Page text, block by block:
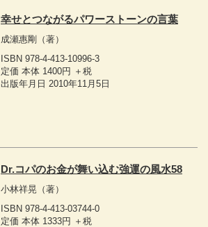
幸せとつながるパワーストーンの言葉
成瀬惠剛
（著）
ISBN 978-4-413-10996-3
定価 本体 1400円 ＋税
出版年月日 2010年11月5日
Dr.コパのお金が舞い込む強運の風水58
小林祥晃 （著）
ISBN 978-4-413-03744-0
定価 本体 1333円 ＋税